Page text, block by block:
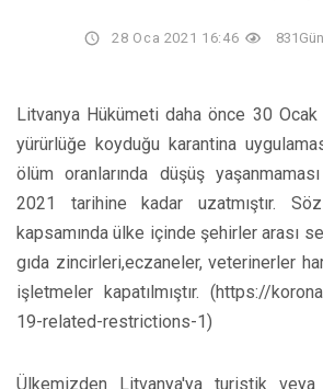
28 Oca 2021 16:46 831
Litvanya Hükümeti daha önce 30
yürürlüğe koyduğu karantina
ölüm oranlarında düşüş
2021 tarihine kadar uzatmıştır.
kapsamında ülke içinde şehirler arası
gıda zincirleri,eczaneler, veterinerler
işletmeler kapatılmıştır. (https://
19-related-restrictions-1)
Ülkemizden Litvanya'ya turistik